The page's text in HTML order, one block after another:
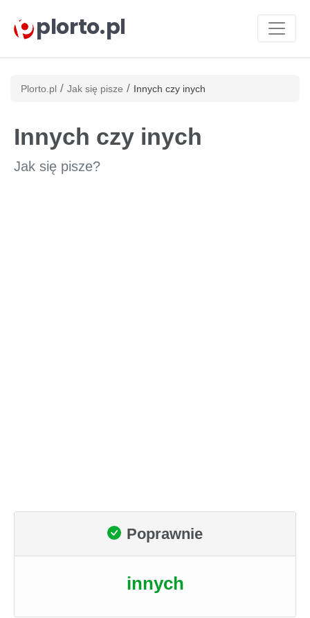
plorto.pl
Plorto.pl / Jak się pisze / Innych czy inych
Innych czy inych
Jak się pisze?
Poprawnie
innych